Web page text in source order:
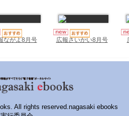
ながよ8月号 広報さいかい8月号
All rights reserved.nagasaki ebooks